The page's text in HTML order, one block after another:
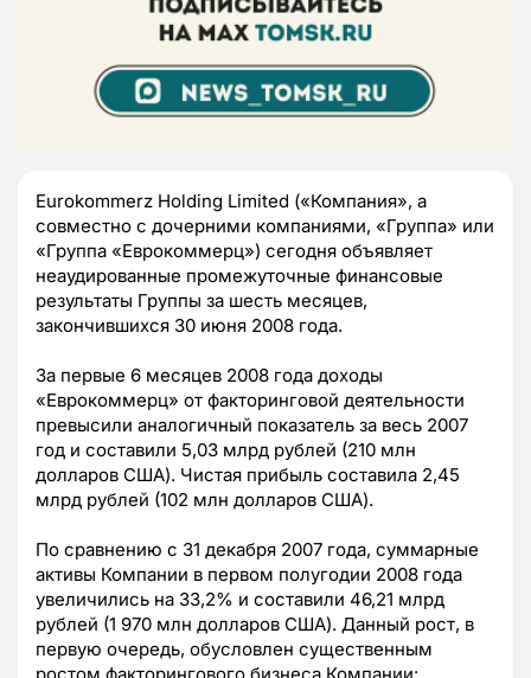
Eurokommerz Holding Limited («Компания», а
совместно с дочерними компаниями, «Группа» или
«Группа «Еврокоммерц») сегодня объявляет
неаудированные промежуточные финансовые
результаты Группы за шесть месяцев,
закончившихся 30 июня 2008 года.
За первые 6 месяцев 2008 года доходы
«Еврокоммерц» от факторинговой деятельности
превысили аналогичный показатель за весь 2007
год и составили 5,03 млрд рублей (210 млн
долларов США). Чистая прибыль составила 2,45
млрд рублей (102 млн долларов США).
По сравнению с 31 декабря 2007 года, суммарные
активы Компании в первом полугодии 2008 года
увеличились на 33,2% и составили 46,21 млрд
рублей (1 970 млн долларов США). Данный рост, в
первую очередь, обусловлен существенным